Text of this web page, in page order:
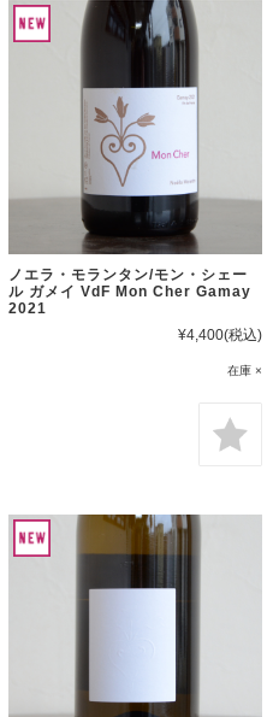
ノエラ・モランタン/モン・シェー
ル ガメイ VdF Mon Cher Gamay
2021
¥4,400(税込)
在庫 ×